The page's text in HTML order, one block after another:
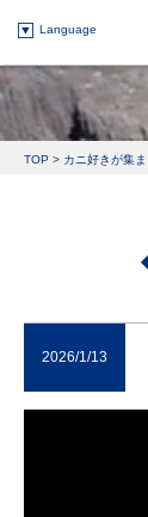
Language
TOP > カニ好きが集
2026/1/13